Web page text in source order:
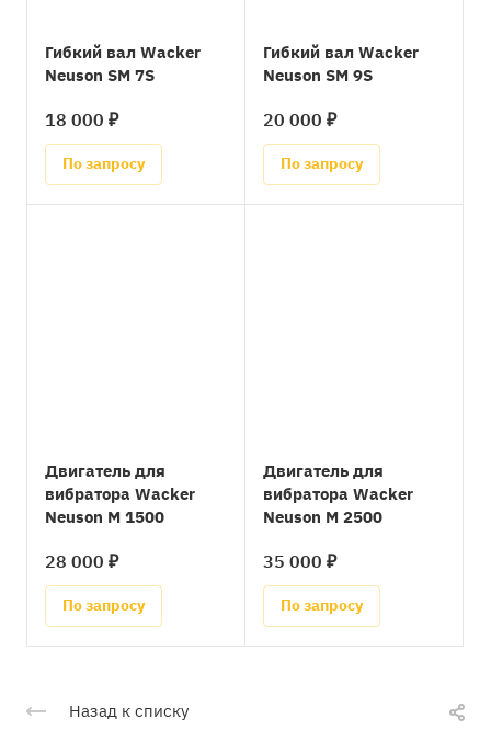
Гибкий вал Wacker
Neuson SM 7S
18 000 ₽
По запросу
Гибкий вал Wacker
Neuson SM 9S
20 000 ₽
По запросу
Двигатель для
вибратора Wacker
Neuson М 1500
28 000 ₽
По запросу
Двигатель для
вибратора Wacker
Neuson М 2500
35 000 ₽
По запросу
Назад к списку